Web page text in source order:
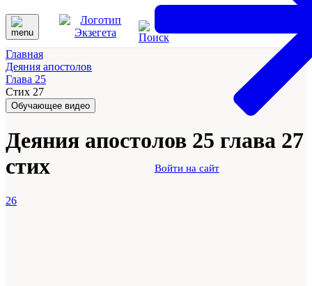
Войти на сайт
Главная
Деяния апостолов
Глава 25
Стих 27
Обучающее видео
Деяния апостолов 25 глава 27
стих
26